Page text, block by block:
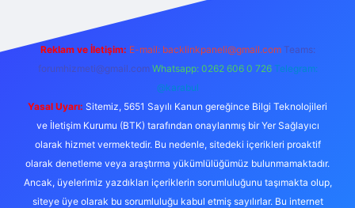
Reklam ve İletişim: E-mail: backlinkpaneli@gmail.com Teams:
forumhizmeti@gmail.com Whatsapp: 0262 606 0 726 Telegram:
@karabul
Yasal Uyarı: Sitemiz, 5651 Sayılı Kanun gereğince Bilgi Teknolojileri
ve İletişim Kurumu (BTK) tarafından onaylanmış bir Yer Sağlayıcı
olarak hizmet vermektedir. Bu nedenle, sitedeki içerikleri proaktif
olarak denetleme veya araştırma yükümlülüğümüz bulunmamaktadır.
Ancak, üyelerimiz yazdıkları içeriklerin sorumluluğunu taşımakta olup,
siteye üye olarak bu sorumluluğu kabul etmiş sayılırlar. Bu internet